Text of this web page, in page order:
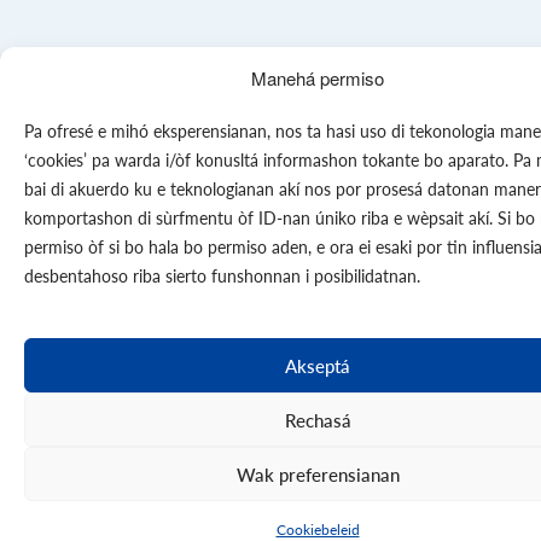
Manehá permiso
Pa ofresé e mihó eksperensianan, nos ta hasi uso di tekonologia
‘cookies’ pa warda i/òf konusltá informashon tokante bo aparato. Pa
bai di akuerdo ku e teknologianan akí nos por prosesá datonan
komportashon di sùrfmentu òf ID-nan úniko riba e wèpsait akí. Si bo
permiso òf si bo hala bo permiso aden, e ora ei esaki por tin influensia
desbentahoso riba sierto funshonnan i posibilidatnan.
Akseptá
Rechasá
Wak preferensianan
Cookiebeleid